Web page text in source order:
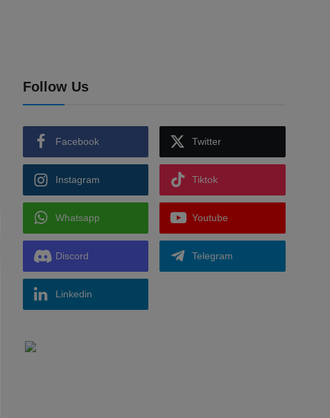
Follow Us
Facebook Twitter
Instagram Tiktok
Whatsapp Youtube
Discord Telegram
Linkedin